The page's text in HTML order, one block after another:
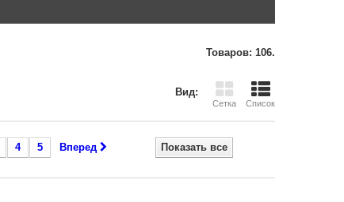
Товаров: 106.
Вид:
Сетка Список
Показать все
4 5 Вперед